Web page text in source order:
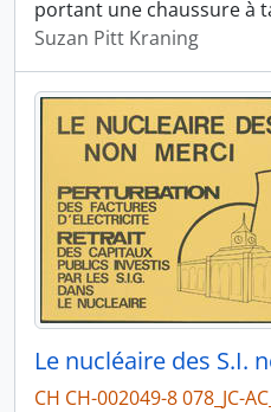
portant une chaussure à
Suzan Pitt Kraning
Le nucléaire des S.I.
CH CH-002049-8 078_JC-